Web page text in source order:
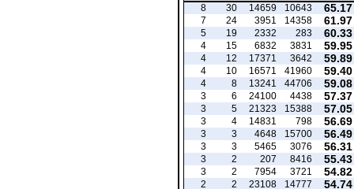
65.17
10643
14659
30
8
61.97
14358
3951
24
7
60.33
283
2332
19
5
59.95
3831
6832
15
4
59.89
3642
17371
12
4
59.40
41960
16571
10
4
59.08
44706
13241
8
4
57.37
4438
24100
6
3
57.05
15388
21323
5
3
56.69
798
14831
4
3
56.49
15700
4648
3
3
56.31
3076
5465
3
3
55.43
8416
207
2
3
54.82
3721
7954
2
3
54.74
14777
23108
2
2